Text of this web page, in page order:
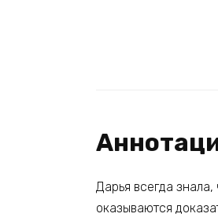
Дарья всегда
оказываются